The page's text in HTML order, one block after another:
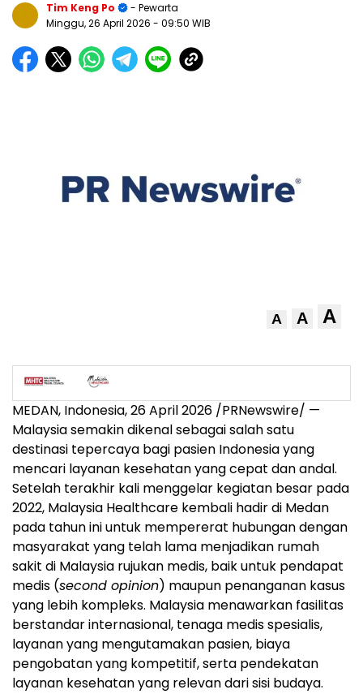
Tim Keng Po
- Pewarta
Minggu, 26 April 2026 - 09:50 WIB
A A A
MEDAN, Indonesia, 26 April 2026 /PRNewswire/ —
Malaysia semakin dikenal sebagai salah satu
destinasi tepercaya bagi pasien Indonesia yang
mencari layanan kesehatan yang cepat dan andal.
Setelah terakhir kali menggelar kegiatan besar pada
2022, Malaysia Healthcare kembali hadir di Medan
pada tahun ini untuk mempererat hubungan dengan
masyarakat yang telah lama menjadikan rumah
sakit di Malaysia rujukan medis, baik untuk pendapat
medis (second opinion) maupun penanganan kasus
yang lebih kompleks. Malaysia menawarkan fasilitas
berstandar internasional, tenaga medis spesialis,
layanan yang mengutamakan pasien, biaya
pengobatan yang kompetitif, serta pendekatan
layanan kesehatan yang relevan dari sisi budaya.